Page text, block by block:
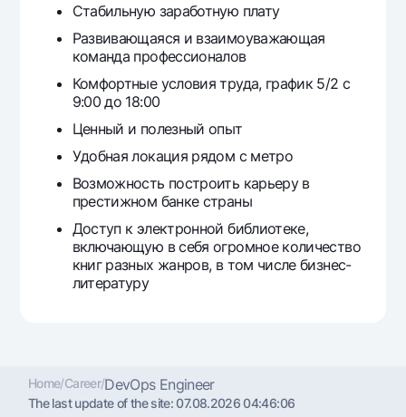
Стабильную заработную плату
Развивающаяся и взаимоуважающая
команда профессионалов
Комфортные условия труда, график 5/2 с
9:00 до 18:00
Ценный и полезный опыт
Удобная локация рядом с метро
Возможность построить карьеру в
престижном банке страны
Доступ к электронной библиотеке,
включающую в себя огромное количество
книг разных жанров, в том числе бизнес-
литературу
Home/Career/DevOps Engineer
The last update of the site:07.08.2026 04:46:06